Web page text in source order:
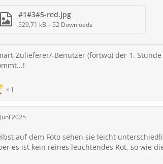
#1#3#5-red.jpg
529,71 kB – 52 Downloads
Zulieferer/-Benutzer (fortwo) der 1.
1
2025
auf dem Foto sehen sie leicht
es ist kein reines leuchtendes Rot, so wie